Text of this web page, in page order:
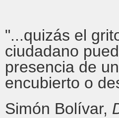
"...quizás el
ciudadano
presencia de
encubierto o
Simón Bolívar,